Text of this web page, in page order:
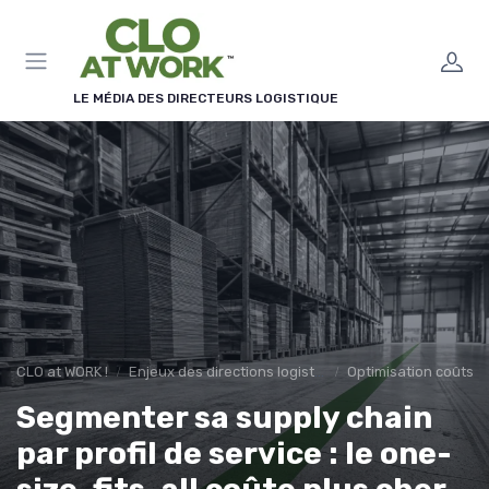
LE MÉDIA DES DIRECTEURS LOGISTIQUE
CLO at WORK ! Enjeux des directions logistiques Optimisation coûts
Segmenter sa supply chain
par profil de service : le one-
Panneau de gestion des cookies